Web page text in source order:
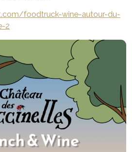
foodtruck-wine-autour-du-
2